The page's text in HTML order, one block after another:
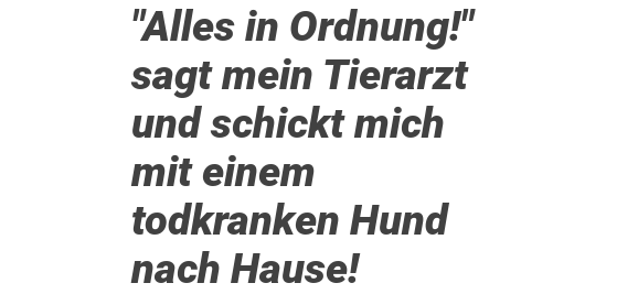
"Alles in Ordnung!"
sagt mein Tierarzt
und schickt mich
mit einem
todkranken Hund
nach Hause!